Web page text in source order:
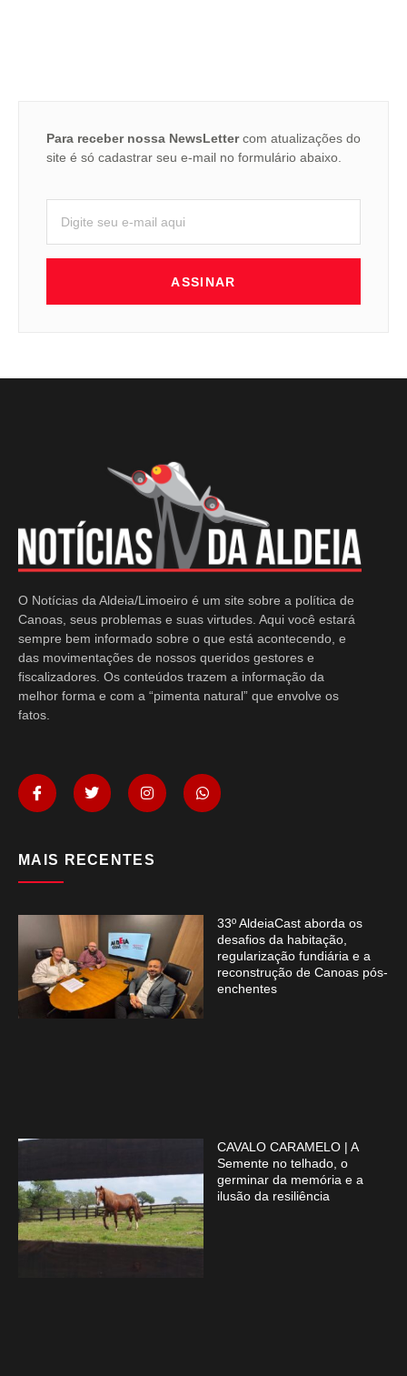
Para receber nossa NewsLettercom atualizações do
site é só cadastrar seu e-mail no formulário abaixo.
ASSINAR
O Notícias da Aldeia/Limoeiro é um site sobre a política de
Canoas, seus problemas e suas virtudes. Aqui você estará
sempre bem informado sobre o que está acontecendo, e
das movimentações de nossos queridos gestores e
fiscalizadores. Os conteúdos trazem a informação da
melhor forma e com a “pimenta natural” que envolve os
fatos.
MAIS RECENTES
33º AldeiaCast aborda os
desafios da habitação,
regularização fundiária e a
reconstrução de Canoas pós-
enchentes
CAVALO CARAMELO | A
Semente no telhado, o
germinar da memória e a
ilusão da resiliência